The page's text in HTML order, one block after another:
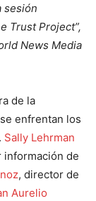
sesión
Trust Project”,
News Media
de la
enfrentan los
Sally Lehrman
de
, director de
Aurelio